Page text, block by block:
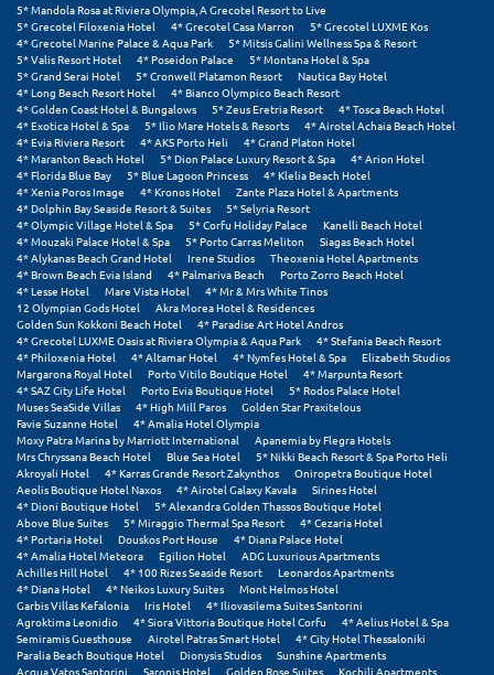
Μαραθώνας Αττικής
Μαρώνεια
Μεθώνη
Μεσολόγγι
Μεσσηνία
Μετέωρα
Μέτσοβο
Μήλος
Μονεμβασιά
Μουζάκι
Μπαλί Κρήτης
Μπάνσκο
Μπούκα Μεσσηνίας
Μύκονος
Μυστράς
Μυτιλήνη
5* Mandola Rosa at Riviera Olympia, A Grecotel Resort to Live
5* Grecotel Filoxenia Hotel
4* Grecotel Casa Marron
5* Grecotel LUXME Kos
4* Grecotel Marine Palace & Aqua Park
5* Mitsis Galini Wellness Spa & Resort
5* Valis Resort Hotel
4* Poseidon Palace
5* Montana Hotel & Spa
5* Grand Serai Hotel
5* Cronwell Platamon Resort
Nautica Bay Hotel
4* Long Beach Resort Hotel
4* Bianco Olympico Beach Resort
4* Golden Coast Hotel & Bungalows
5* Zeus Eretria Resort
4* Tosca Beach Hotel
4* Exotica Hotel & Spa
5* Ilio Mare Hotels & Resorts
4* Airotel Achaia Beach Hotel
4* Evia Riviera Resort
4* AKS Porto Heli
4* Grand Platon Hotel
4* Maranton Beach Hotel
5* Dion Palace Luxury Resort & Spa
4* Arion Hotel
4* Florida Blue Bay
5* Blue Lagoon Princess
4* Klelia Beach Hotel
4* Xenia Poros Image
4* Kronos Hotel
Zante Plaza Hotel & Apartments
4* Dolphin Bay Seaside Resort & Suites
5* Selyria Resort
4* Olympic Village Hotel & Spa
5* Corfu Holiday Palace
Kanelli Beach Hotel
4* Mouzaki Palace Hotel & Spa
5* Porto Carras Meliton
Siagas Beach Hotel
4* Alykanas Beach Grand Hotel
Irene Studios
Theoxenia Hotel Apartments
4* Brown Beach Evia Island
4* Palmariva Beach
Porto Zorro Beach Hotel
4* Lesse Hotel
Mare Vista Hotel
4* Mr & Mrs White Tinos
12 Olympian Gods Hotel
Akra Morea Hotel & Residences
Golden Sun Kokkoni Beach Hotel
4* Paradise Art Hotel Andros
4* Grecotel LUXME Oasis at Riviera Olympia & Aqua Park
4* Stefania Beach Resort
4* Philoxenia Hotel
4* Altamar Hotel 4* Nymfes Hotel & Spa
Elizabeth Studios
Margarona Royal Hotel
Porto Vitilo Boutique Hotel
4* Marpunta Resort
4* SAZ City Life Hotel
Porto Evia Boutique Hotel
5* Rodos Palace Hotel
Muses SeaSide Villas
4* High Mill Paros
Golden Star Praxitelous
Favie Suzanne Hotel
4* Amalia Hotel Olympia
Moxy Patra Marina by Marriott International
Apanemia by Flegra Hotels
Mrs Chryssana Beach Hotel
Blue Sea Hotel
5* Nikki Beach Resort & Spa Porto Heli
Akroyali Hotel
4* Karras Grande Resort Zakynthos
Oniropetra Boutique Hotel
Aeolis Boutique Hotel Naxos
4* Airotel Galaxy Kavala
Sirines Hotel
4* Dioni Boutique Hotel
5* Alexandra Golden Thassos Boutique Hotel
Above Blue Suites
5* Miraggio Thermal Spa Resort
4* Cezaria Hotel
4* Portaria Hotel
Douskos Port House
4* Diana Palace Hotel
4* Amalia Hotel Meteora
Egilion Hotel
ADG Luxurious Apartments
Achilles Hill Hotel
4* 100 Rizes Seaside Resort
Leonardos Apartments
4* Diana Hotel
4* Neikos Luxury Suites
Mont Helmos Hotel
Garbis Villas Kefalonia
Iris Hotel
4* Iliovasilema Suites Santorini
Agroktima Leonidio
4* Siora Vittoria Boutique Hotel Corfu
4* Aelius Hotel & Spa
Semiramis Guesthouse
Airotel Patras Smart Hotel
4* City Hotel Thessaloniki
Paralia Beach Boutique Hotel
Dionysis Studios
Sunshine Apartments
Acqua Vatos Santorini
Saronis Hotel Golden Rose Suites
Kochili Apartments